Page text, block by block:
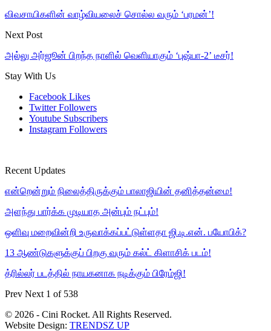
விவசாயிகளின் வாழ்வியலைச் சொல்ல வரும் ‘பரமன்’!
Next Post
அல்லு அர்ஜூன் பிறந்த நாளில் வெளியாகும் ‘புஷ்பா-2’ டீசர்!
Stay With Us
Facebook Likes
Twitter Followers
Youtube Subscribers
Instagram Followers
Recent Updates
என்றென்றும் நிலைத்திருக்கும் பாலாஜியின் தனித்தன்மை!
அளந்து பார்க்க முடியாத அன்பும் நட்பும்!
ஒளிவு மறைவின்றி உருவாக்கப்பட்டுள்ளதா ஜி.டி.என். பயோபிக்?
13 ஆண்டுகளுக்குப் பிறகு வரும் கல்ட் கிளாசிக் படம்!
த்ரில்லர் படத்தில் நாயகனாக நடிக்கும் பிரேம்ஜி!
Prev Next 1 of 538
© 2026 - Cini Rocket. All Rights Reserved.
Website Design: TRENDSZ UP